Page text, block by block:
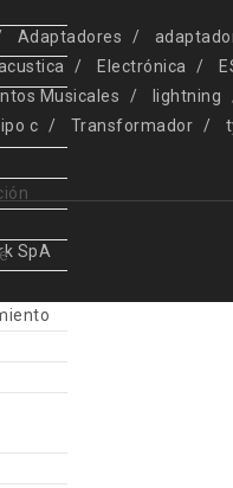
Adaptadores
Electrónica
Musicales lightning
c Transformador
SpA